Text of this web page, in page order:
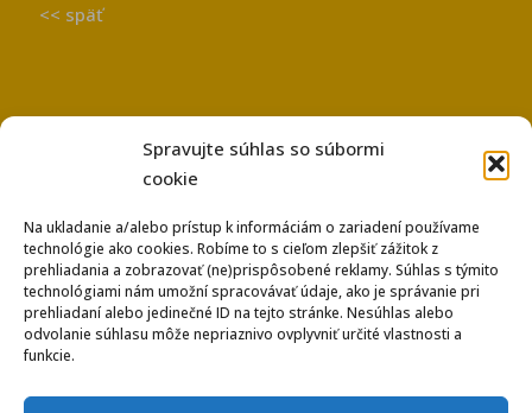
Spravujte súhlas so súbormi
cookie
Na ukladanie a/alebo prístup k informáciám o zariadení používame
technológie ako cookies. Robíme to s cieľom zlepšiť zážitok z
prehliadania a zobrazovať (ne)prispôsobené reklamy. Súhlas s týmito
technológiami nám umožní spracovávať údaje, ako je správanie pri
prehliadaní alebo jedinečné ID na tejto stránke. Nesúhlas alebo
odvolanie súhlasu môže nepriaznivo ovplyvniť určité vlastnosti a
funkcie.
<< späť
Používanie súborov Cookies
Ochrana osobných údajov